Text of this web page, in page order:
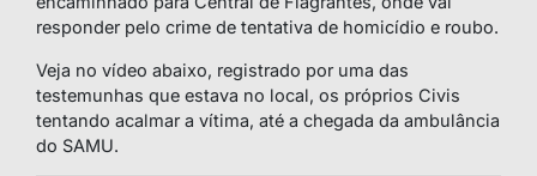
responder pelo crime de tentativa de homicídio e roubo.
Veja no vídeo abaixo, registrado por uma das
testemunhas que estava no local, os próprios Civis
tentando acalmar a vítima, até a chegada da ambulância
do SAMU.